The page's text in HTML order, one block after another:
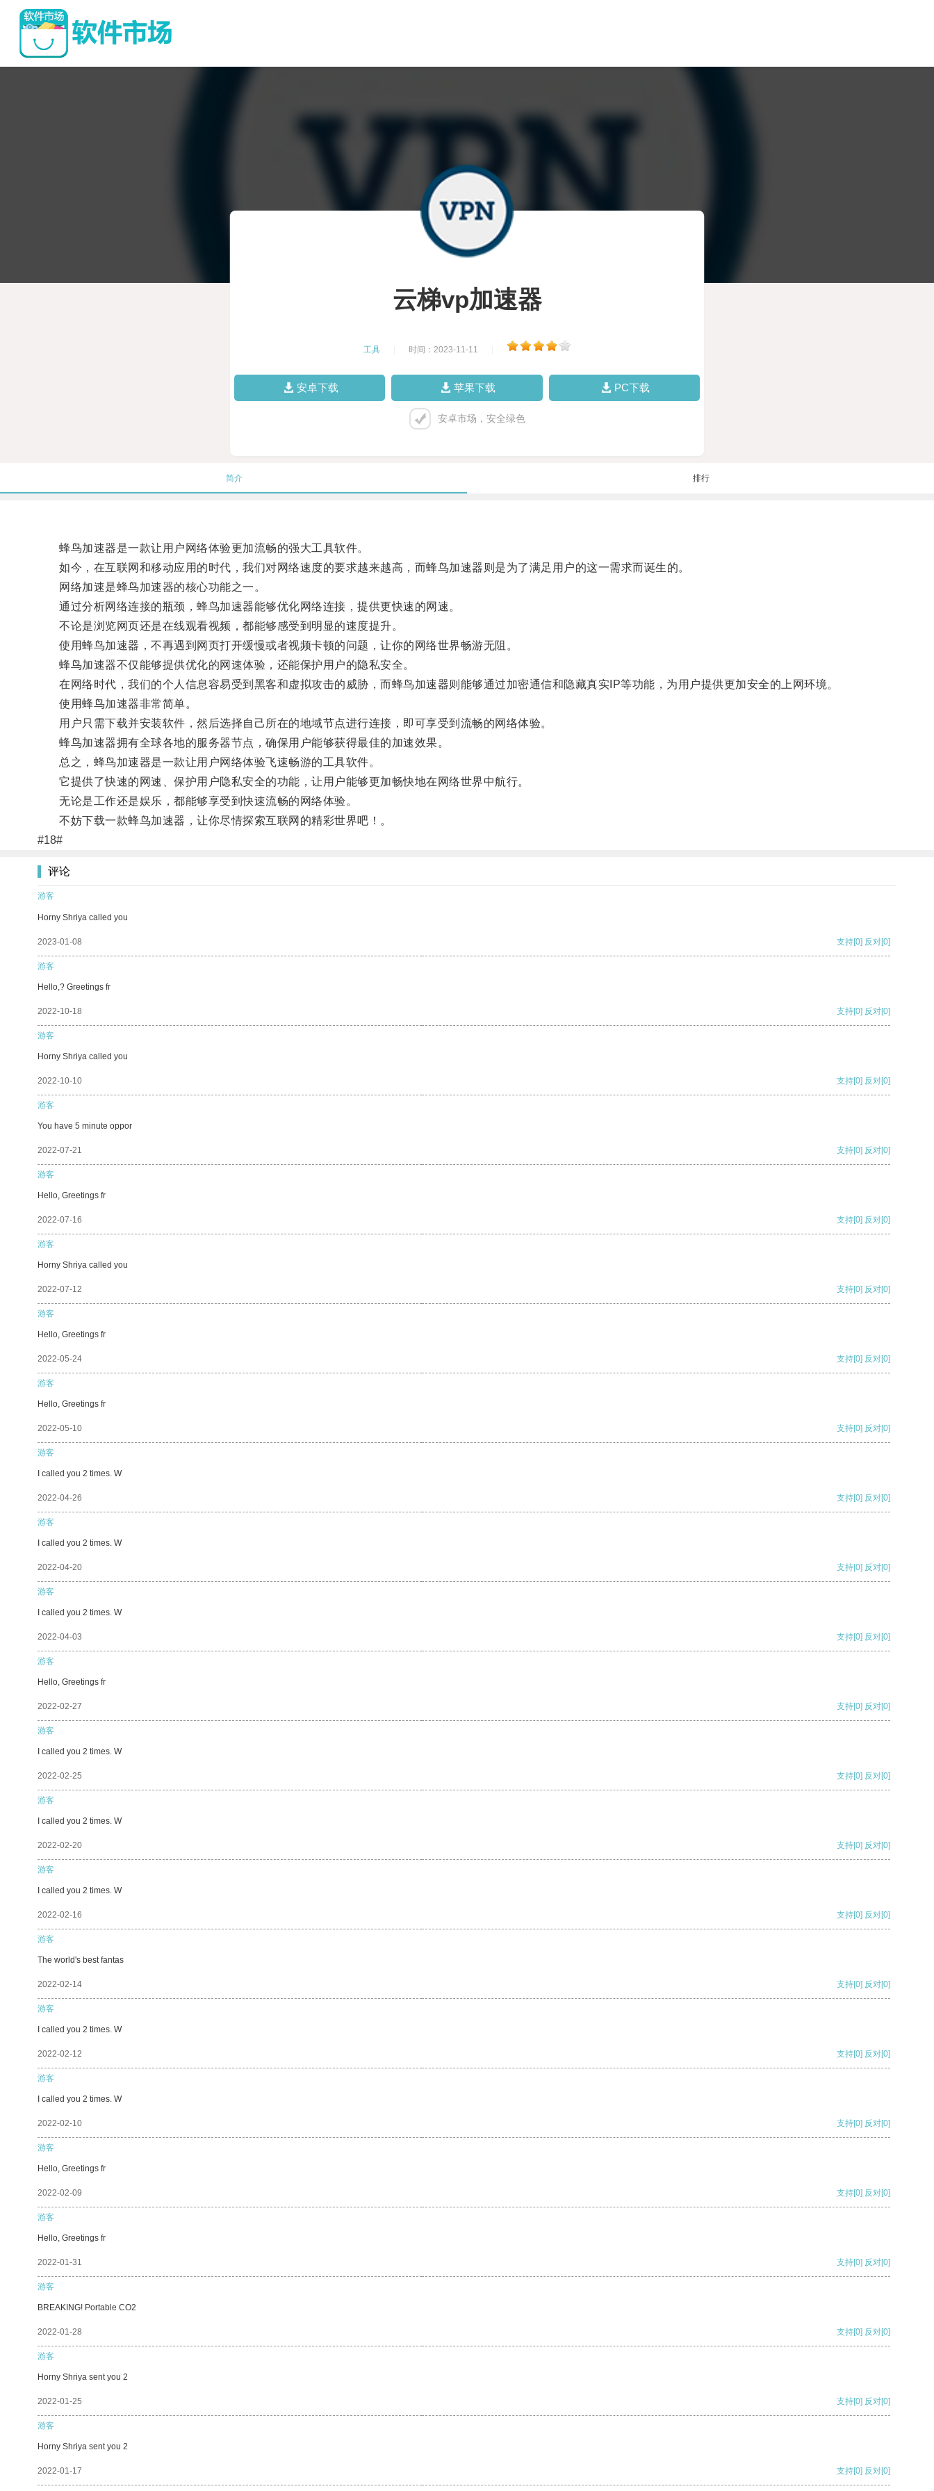
云梯vp加速器
工具 时间：2023-11-11
安卓下载 苹果下载 PC下载
安卓市场，安全绿色
简介 排行
蜂鸟加速器是一款让用户网络体验更加流畅的强大工具软件。
如今，在互联网和移动应用的时代，我们对网络速度的要求越来越高，而蜂鸟加速器则是为了满足用户的这一需求而诞生的。
网络加速是蜂鸟加速器的核心功能之一。
通过分析网络连接的瓶颈，蜂鸟加速器能够优化网络连接，提供更快速的网速。
不论是浏览网页还是在线观看视频，都能够感受到明显的速度提升。
使用蜂鸟加速器，不再遇到网页打开缓慢或者视频卡顿的问题，让你的网络世界畅游无阻。
蜂鸟加速器不仅能够提供优化的网速体验，还能保护用户的隐私安全。
在网络时代，我们的个人信息容易受到黑客和虚拟攻击的威胁，而蜂鸟加速器则能够通过加密通信和隐藏真实IP等功能，为用户提供更加安全的上网环境。
使用蜂鸟加速器非常简单。
用户只需下载并安装软件，然后选择自己所在的地域节点进行连接，即可享受到流畅的网络体验。
蜂鸟加速器拥有全球各地的服务器节点，确保用户能够获得最佳的加速效果。
总之，蜂鸟加速器是一款让用户网络体验飞速畅游的工具软件。
它提供了快速的网速、保护用户隐私安全的功能，让用户能够更加畅快地在网络世界中航行。
无论是工作还是娱乐，都能够享受到快速流畅的网络体验。
不妨下载一款蜂鸟加速器，让你尽情探索互联网的精彩世界吧！。
#18#
评论
游客
Horny Shriya called you
2023-01-08 支持[0] 反对[0]
游客
Hello,? Greetings fr
2022-10-18 支持[0] 反对[0]
游客
Horny Shriya called you
2022-10-10 支持[0] 反对[0]
游客
You have 5 minute oppor
2022-07-21 支持[0] 反对[0]
游客
Hello, Greetings fr
2022-07-16 支持[0] 反对[0]
游客
Horny Shriya called you
2022-07-12 支持[0] 反对[0]
游客
Hello, Greetings fr
2022-05-24 支持[0] 反对[0]
游客
Hello, Greetings fr
2022-05-10 支持[0] 反对[0]
游客
I called you 2 times. W
2022-04-26 支持[0] 反对[0]
游客
I called you 2 times. W
2022-04-20 支持[0] 反对[0]
游客
I called you 2 times. W
2022-04-03 支持[0] 反对[0]
游客
Hello, Greetings fr
2022-02-27 支持[0] 反对[0]
游客
I called you 2 times. W
2022-02-25 支持[0] 反对[0]
游客
I called you 2 times. W
2022-02-20 支持[0] 反对[0]
游客
I called you 2 times. W
2022-02-16 支持[0] 反对[0]
游客
The world's best fantas
2022-02-14 支持[0] 反对[0]
游客
I called you 2 times. W
2022-02-12 支持[0] 反对[0]
游客
I called you 2 times. W
2022-02-10 支持[0] 反对[0]
游客
Hello, Greetings fr
2022-02-09 支持[0] 反对[0]
游客
Hello, Greetings fr
2022-01-31 支持[0] 反对[0]
游客
BREAKING! Portable CO2
2022-01-28 支持[0] 反对[0]
游客
Horny Shriya sent you 2
2022-01-25 支持[0] 反对[0]
游客
Horny Shriya sent you 2
2022-01-17 支持[0] 反对[0]